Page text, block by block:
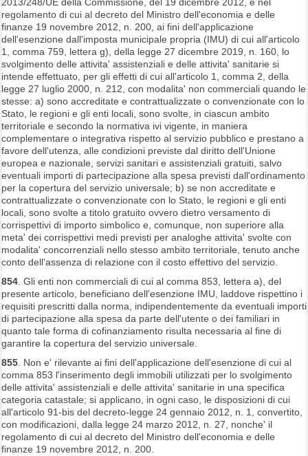
regolamento di cui al decreto del Ministro dell'economia e delle
finanze 19 novembre 2012, n. 200, ai fini dell'applicazione
dell'esenzione dall'imposta municipale propria (IMU) di cui all'articolo
1, comma 759, lettera g), della legge 27 dicembre 2019, n. 160, lo
svolgimento delle attivita' assistenziali e delle attivita' sanitarie si
intende effettuato, per gli effetti di cui all'articolo 1, comma 2, della
legge 27 luglio 2000, n. 212, con modalita' non commerciali quando le
stesse: a) sono accreditate e contrattualizzate o convenzionate con lo
Stato, le regioni e gli enti locali, sono svolte, in ciascun ambito
territoriale e secondo la normativa ivi vigente, in maniera
complementare o integrativa rispetto al servizio pubblico e prestano a
favore dell'utenza, alle condizioni previste dal diritto dell'Unione
europea e nazionale, servizi sanitari e assistenziali gratuiti, salvo
eventuali importi di partecipazione alla spesa previsti dall'ordinamento
per la copertura del servizio universale; b) se non accreditate e
contrattualizzate o convenzionate con lo Stato, le regioni e gli enti
locali, sono svolte a titolo gratuito ovvero dietro versamento di
corrispettivi di importo simbolico e, comunque, non superiore alla
meta' dei corrispettivi medi previsti per analoghe attivita' svolte con
modalita' concorrenziali nello stesso ambito territoriale, tenuto anche
conto dell'assenza di relazione con il costo effettivo del servizio.
854. Gli enti non commerciali di cui al comma 853, lettera a), del
presente articolo, beneficiano dell'esenzione IMU, laddove rispettino i
requisiti prescritti dalla norma, indipendentemente da eventuali importi
di partecipazione alla spesa da parte dell'utente o dei familiari in
quanto tale forma di cofinanziamento risulta necessaria al fine di
garantire la copertura del servizio universale.
855. Non e' rilevante ai fini dell'applicazione dell'esenzione di cui al
comma 853 l'inserimento degli immobili utilizzati per lo svolgimento
delle attivita' assistenziali e delle attivita' sanitarie in una specifica
categoria catastale; si applicano, in ogni caso, le disposizioni di cui
all'articolo 91-bis del decreto-legge 24 gennaio 2012, n. 1, convertito,
con modificazioni, dalla legge 24 marzo 2012, n. 27, nonche' il
regolamento di cui al decreto del Ministro dell'economia e delle
finanze 19 novembre 2012, n. 200.